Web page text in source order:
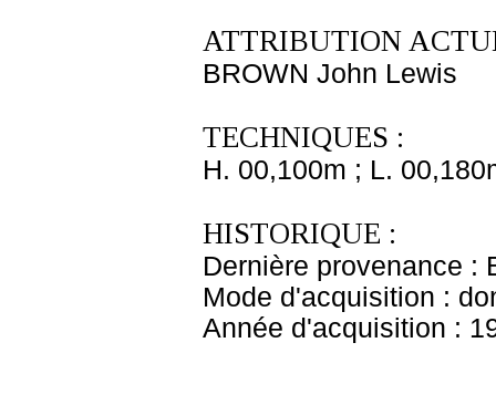
ATTRIBUTION
BROWN John Lewis
TECHNIQUES :
H. 00,100m ; L.
HISTORIQUE :
Dernière provenance :
Mode d'acquisition :
Année d'acquisition :